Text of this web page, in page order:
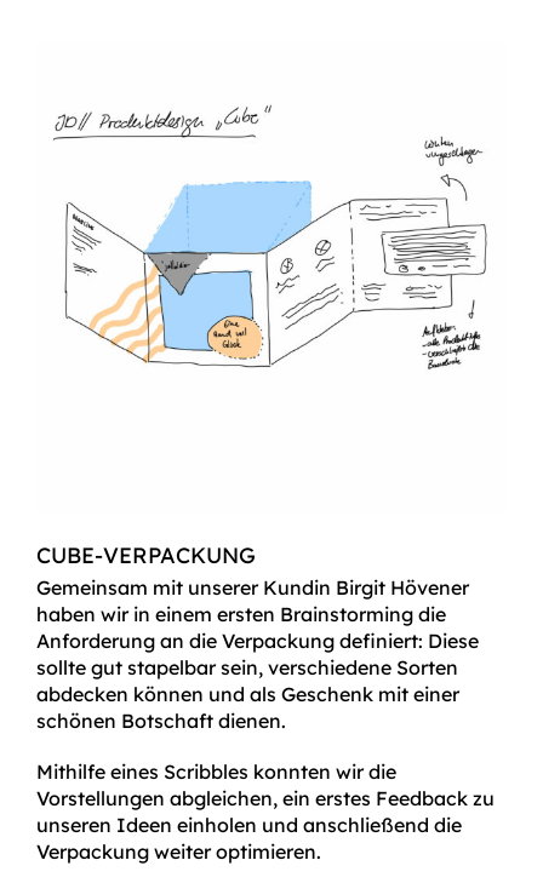
CUBE-VERPACKUNG
Gemeinsam mit unserer Kundin Birgit Hövener
haben wir in einem ersten Brainstorming die
Anforderung an die Verpackung definiert: Diese
sollte gut stapelbar sein, verschiedene Sorten
abdecken können und als Geschenk mit einer
schönen Botschaft dienen.
Mithilfe eines Scribbles konnten wir die
Vorstellungen abgleichen, ein erstes Feedback zu
unseren Ideen einholen und anschließend die
Verpackung weiter optimieren.